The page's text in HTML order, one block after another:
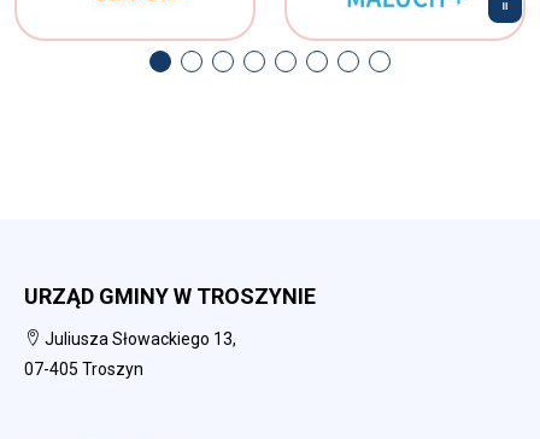
URZĄD GMINY W TROSZYNIE
Juliusza Słowackiego 13,
07-405 Troszyn